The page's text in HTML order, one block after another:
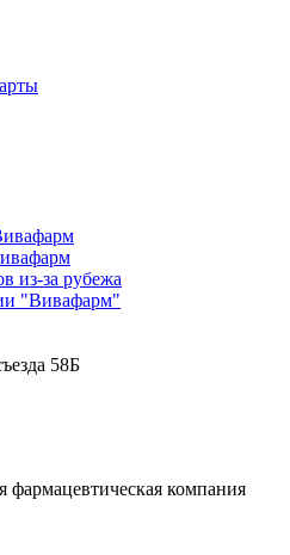
из-за рубежа
"Вивафарм"
58Б
компания